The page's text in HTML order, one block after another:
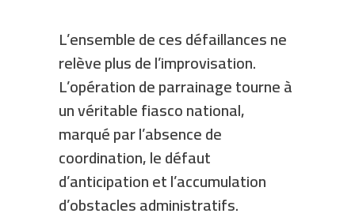
L’ensemble de ces défaillances ne
relève plus de l’improvisation.
L’opération de parrainage tourne à
un véritable fiasco national,
marqué par l’absence de
coordination, le défaut
d’anticipation et l’accumulation
d’obstacles administratifs.